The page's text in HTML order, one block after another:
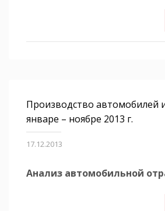
Производство автомобилей
январе – ноябре 2013 г.
17.12.2013
Анализ автомобильной